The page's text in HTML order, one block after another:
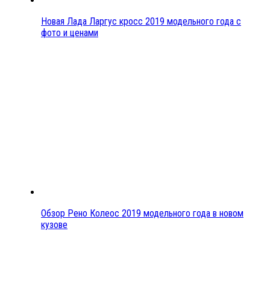
Новая Лада Ларгус кросс 2019 модельного года с
фото и ценами
Обзор Рено Колеос 2019 модельного года в новом
кузове